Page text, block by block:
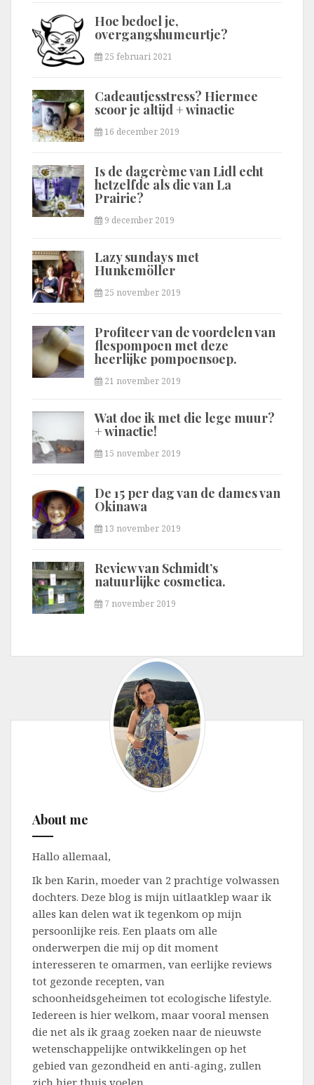
Hoe bedoel je,
overgangshumeurtje?
25 februari 2021
Cadeautjesstress? Hiermee
scoor je altijd + winactie
16 december 2019
Is de dagcrème van Lidl echt
hetzelfde als die van La
Prairie?
9 december 2019
Lazy sundays met
Hunkemöller
25 november 2019
Profiteer van de voordelen van
flespompoen met deze
heerlijke pompoensoep.
21 november 2019
Wat doe ik met die lege muur?
+ winactie!
15 november 2019
De 15 per dag van de dames van
Okinawa
13 november 2019
Review van Schmidt’s
natuurlijke cosmetica.
7 november 2019
About me
Hallo allemaal,
Ik ben Karin, moeder van 2 prachtige volwassen
dochters. Deze blog is mijn uitlaatklep waar ik
alles kan delen wat ik tegenkom op mijn
persoonlijke reis. Een plaats om alle
onderwerpen die mij op dit moment
interesseren te omarmen, van eerlijke reviews
tot gezonde recepten, van
schoonheidsgeheimen tot ecologische lifestyle.
Iedereen is hier welkom, maar vooral mensen
die net als ik graag zoeken naar de nieuwste
wetenschappelijke ontwikkelingen op het
gebied van gezondheid en anti-aging, zullen